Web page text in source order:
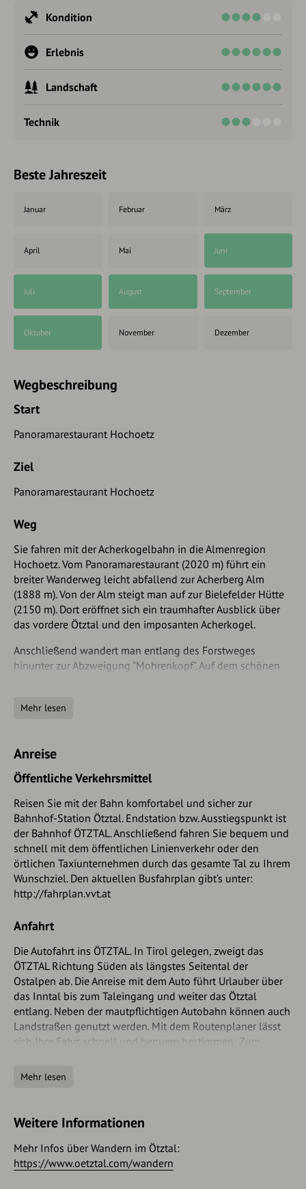
Kondition
Erlebnis
Landschaft
Technik
Beste Jahreszeit
Januar Februar März
April Mai Juni
Juli August September
Oktober November Dezember
Wegbeschreibung
Start
Panoramarestaurant Hochoetz
Ziel
Panoramarestaurant Hochoetz
Weg
Sie fahren mit der Acherkogelbahn in die Almenregion
Hochoetz. Vom Panoramarestaurant (2020 m) führt ein
breiter Wanderweg leicht abfallend zur Acherberg Alm
(1888 m). Von der Alm steigt man auf zur Bielefelder Hütte
(2150 m). Dort eröffnet sich ein traumhafter Ausblick über
das vordere Ötztal und den imposanten Acherkogel.
Anschließend wandert man entlang des Forstweges
hinunter zur Abzweigung "Mohrenkopf". Auf dem schönen
des Berges spaziert man zur Kühtaile Alm (1988 m). Dort
zurück zum Panoramarestaurant.
Mehr lesen
Anreise
Öffentliche Verkehrsmittel
Reisen Sie mit der Bahn komfortabel und sicher zur
Bahnhof-Station Ötztal. Endstation bzw. Ausstiegspunkt ist
der Bahnhof ÖTZTAL. Anschließend fahren Sie bequem und
schnell mit dem öffentlichen Linienverkehr oder den
örtlichen Taxiunternehmen durch das gesamte Tal zu Ihrem
Wunschziel. Den aktuellen Busfahrplan gibt’s unter:
http://fahrplan.vvt.at
Anfahrt
Die Autofahrt ins ÖTZTAL. In Tirol gelegen, zweigt das
ÖTZTAL Richtung Süden als längstes Seitental der
Ostalpen ab. Die Anreise mit dem Auto führt Urlauber über
das Inntal bis zum Taleingang und weiter das Ötztal
entlang. Neben der mautpflichtigen Autobahn können auch
Landstraßen genutzt werden. Mit dem Routenplaner lässt
sich Ihre Fahrt schnell und bequem bestimmen: Zum
Folgende Parkmöglichkeiten stehen zur Verfügung:
Parkplatz Acherkogelbahn – für Gäste der Gondelbahn
kostenlos, campieren verboten
Parkplatz Raftingeinstiegsstelle (am Ortsende von Oetz
Mehr lesen
Weitere Informationen
Mehr Infos über Wandern im Ötztal:
https://www.oetztal.com/wandern